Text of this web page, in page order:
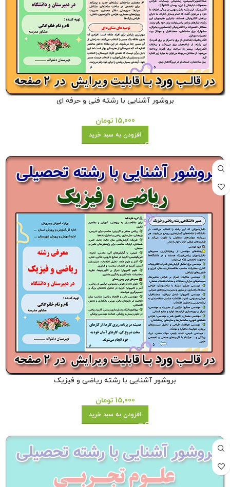
بروشور آشنایی با رشته فنی و حرفه ای
15,000 تومان
افزودن به سبد خرید
بروشور آشنایی با رشته ریاضی و فیزیک
15,000 تومان
افزودن به سبد خرید